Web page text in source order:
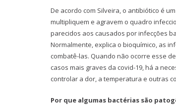
De acordo com Silveira, o antibiótico é
multipliquem e agravem o quadro
parecidos aos causados por infecções
Normalmente, explica o bioquímico, as
combatê-las. Quando não ocorre esse
casos mais graves da covid-19, há a
controlar a dor, a temperatura e outras
Por que algumas bactérias são